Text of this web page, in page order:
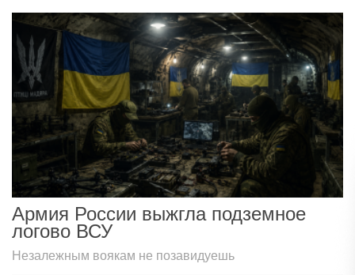
Армия России выжгла подземное
логово ВСУ
Незалежным воякам не позавидуешь